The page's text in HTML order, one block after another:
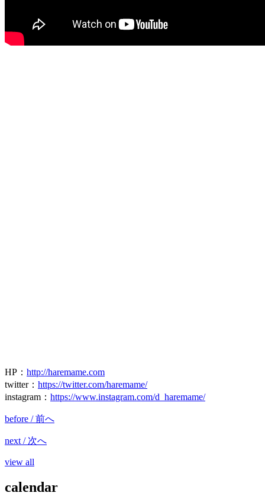
HP ： http://haremame.com
twitter： https://twitter.com/haremame/
instagram ： https://www.instagram.com/d_haremame/
before / 前へ
next / 次へ
view all
calendar